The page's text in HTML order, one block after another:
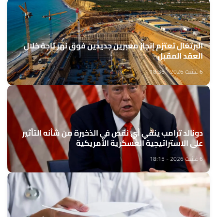
البرتغال تعتزم إنجاز معبرين جديدين فوق نهر تاجة خلال
العقد المقبل
6 غشت 2026 - 18:36
دونالد ترامب ينفي أي نقص في الذخيرة من شأنه التأثير
على الاستراتيجية العسكرية الأمريكية
6 غشت 2026 - 18:15